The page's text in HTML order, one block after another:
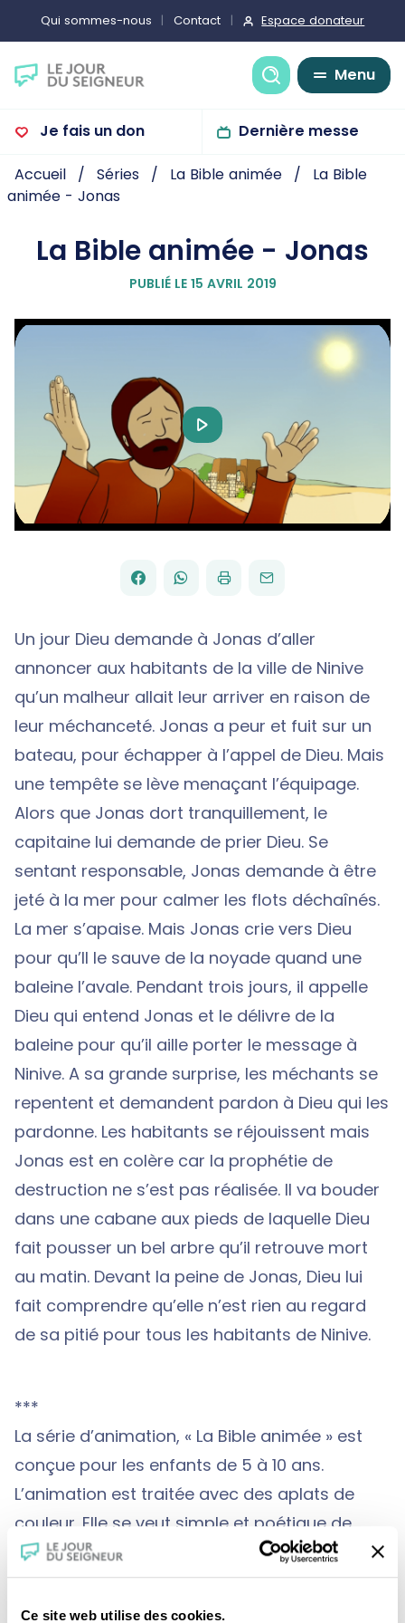
Ce site web utilise des cookies.
Qui sommes-nous Contact Espace donateur
Recherche
Menu
Je fais un don Dernière messe
Accueil Séries La Bible animée
La Bible
animée - Jonas
La Bible animée - Jonas
PUBLIÉ LE 15 AVRIL 2019
Video
PARTAGER
FACEBOOK
PARTAGER
WHATSAPP
IMPRIMERENVOYER
PAR
EMAIL
Un jour Dieu demande à Jonas d’aller
annoncer aux habitants de la ville de Ninive
qu’un malheur allait leur arriver en raison de
leur méchanceté. Jonas a peur et fuit sur un
bateau, pour échapper à l’appel de Dieu. Mais
une tempête se lève menaçant l’équipage.
Alors que Jonas dort tranquillement, le
capitaine lui demande de prier Dieu. Se
sentant responsable, Jonas demande à être
jeté à la mer pour calmer les flots déchaînés.
La mer s’apaise. Mais Jonas crie vers Dieu
pour qu’Il le sauve de la noyade quand une
baleine l’avale. Pendant trois jours, il appelle
Dieu qui entend Jonas et le délivre de la
baleine pour qu’il aille porter le message à
Ninive. A sa grande surprise, les méchants se
repentent et demandent pardon à Dieu qui les
pardonne. Les habitants se réjouissent mais
Jonas est en colère car la prophétie de
destruction ne s’est pas réalisée. Il va bouder
dans une cabane aux pieds de laquelle Dieu
fait pousser un bel arbre qu’il retrouve mort
au matin. Devant la peine de Jonas, Dieu lui
fait comprendre qu’elle n’est rien au regard
de sa pitié pour tous les habitants de Ninive.
***
La série d’animation, « La Bible animée » est
conçue pour les enfants de 5 à 10 ans.
L’animation est traitée avec des aplats de
couleur. Elle se veut simple et poétique de
façon à laisser libre cours à l’imagination de
l’enfant. Le son, les ambiances et les bruitages
sont très travaillés pour donner de la